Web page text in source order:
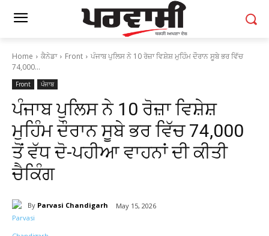
Home ਕੈਨੇਡਾ Front
ਪੰਜਾਬ ਪੁਲਿਸ ਨੇ 10 ਰੋਜ਼ਾ ਵਿਸ਼ੇਸ਼ ਮੁਹਿੰਮ ਦੌਰਾਨ ਸੂਬੇ ਭਰ ਵਿੱਚ
74,000...
Front ਪੰਜਾਬ
ਪੰਜਾਬ ਪੁਲਿਸ ਨੇ 10 ਰੋਜ਼ਾ ਵਿਸ਼ੇਸ਼
ਮੁਹਿੰਮ ਦੌਰਾਨ ਸੂਬੇ ਭਰ ਵਿੱਚ 74,000
ਤੋਂ ਵੱਧ ਦੋ-ਪਹੀਆ ਵਾਹਨਾਂ ਦੀ ਕੀਤੀ
ਚੈਕਿੰਗ
By Parvasi Chandigarh May 15, 2026